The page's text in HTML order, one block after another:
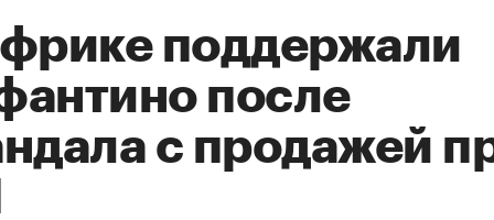
поддержали
после
с продажей